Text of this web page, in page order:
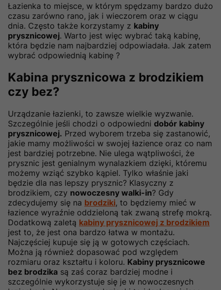
Łazienka to miejsce, w którym spędzamy bardzo dużo
czasu zarówno rano, jak i wieczorem oraz w ciągu
dnia. Często także korzystamy z kabiny
prysznicowej. Warto jest więc wybrać taką kabinę,
która będzie nam najbardziej odpowiadała. Jak zatem
wybrać odpowiednią kabinę ?
Kabina prysznicowa z brodzikiem
czy bez?
Urządzanie łazienki, to zawsze wielkie wyzwanie.
Szczególnie jeśli chodzi o odpowiedni dobór kabiny
prysznicowej. Przed wyborem trzeba się zastanowić,
jakie mamy możliwości w swojej łazience oraz co nam
jest bardziej potrzebne. Nie ulega wątpliwości, że
prysznic jest genialnym wynalazkiem dzięki, któremu
możemy wziąć szybko kąpiel. Tylko właśnie jaki
będzie dla nas lepszy prysznic? Klasyczny z
brodzikiem, czy nowoczesny walki-in? Gdy
zdecydujemy się na brodziki, to będziemy mieć w
łazience wyraźnie oddzieloną tak zwaną strefę mokrą.
Dodatkową zaletą kabiny prysznicowej z brodzikiem
jest to, że jest ona bardzo łatwa w montażu.
Najczęściej kupuje się ją w gotowych częściach.
Można ją również dopasować pod względem
rozmiaru oraz kształtu i koloru. Kabiny prysznicowe
bez brodzika są zaś coraz bardziej modne i
szczególnie wykorzystuje się je w nowoczesnych